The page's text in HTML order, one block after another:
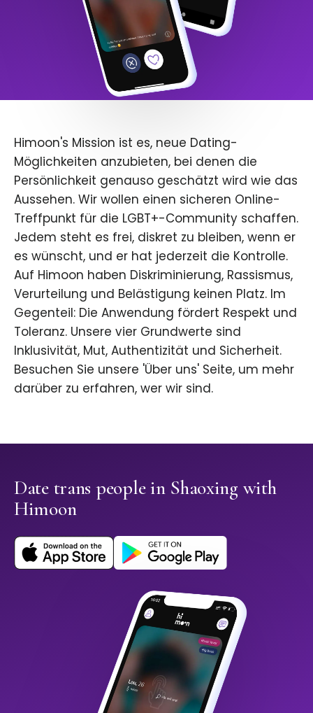
Himoon's Mission ist es, neue Dating-
Möglichkeiten anzubieten, bei denen die
Persönlichkeit genauso geschätzt wird wie das
Aussehen. Wir wollen einen sicheren Online-
Treffpunkt für die LGBT+-Community schaffen.
Jedem steht es frei, diskret zu bleiben, wenn er
es wünscht, und er hat jederzeit die Kontrolle.
Auf Himoon haben Diskriminierung, Rassismus,
Verurteilung und Belästigung keinen Platz. Im
Gegenteil: Die Anwendung fördert Respekt und
Toleranz. Unsere vier Grundwerte sind
Inklusivität, Mut, Authentizität und Sicherheit.
Besuchen Sie unsere 'Über uns' Seite, um mehr
darüber zu erfahren, wer wir sind.
Date trans people in Shaoxing with
Himoon